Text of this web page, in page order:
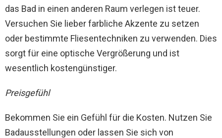
das Bad in einen anderen Raum verlegen ist teuer.
Versuchen Sie lieber farbliche Akzente zu setzen
oder bestimmte Fliesentechniken zu verwenden. Dies
sorgt für eine optische Vergrößerung und ist
wesentlich kostengünstiger.
Preisgefühl
Bekommen Sie ein Gefühl für die Kosten. Nutzen Sie
Badausstellungen oder lassen Sie sich von